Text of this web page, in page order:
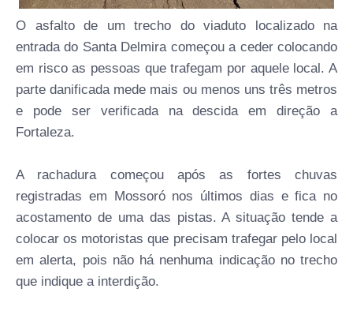
O asfalto de um trecho do viaduto localizado na
entrada do Santa Delmira começou a ceder colocando
em risco as pessoas que trafegam por aquele local. A
parte danificada mede mais ou menos uns três metros
e pode ser verificada na descida em direção a
Fortaleza.
A rachadura começou após as fortes chuvas
registradas em Mossoró nos últimos dias e fica no
acostamento de uma das pistas. A situação tende a
colocar os motoristas que precisam trafegar pelo local
em alerta, pois não há nenhuma indicação no trecho
que indique a interdição.